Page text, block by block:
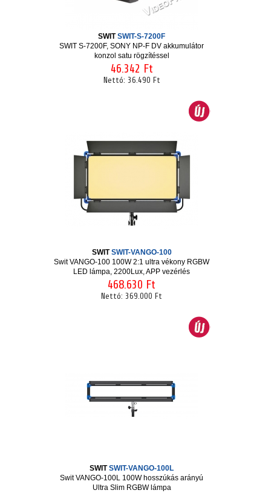
SWITSWIT-S-7200F
SWIT S-7200F, SONY NP-F DV akkumulátor
konzol satu rögzítéssel
46.342 Ft
Nettó: 36.490 Ft
SWITSWIT-VANGO-100
Swit VANGO-100 100W 2:1 ultra vékony RGBW
LED lámpa, 2200Lux, APP vezérlés
468.630 Ft
Nettó: 369.000 Ft
SWITSWIT-VANGO-100L
Swit VANGO-100L 100W hosszúkás arányú
Ultra Slim RGBW lámpa